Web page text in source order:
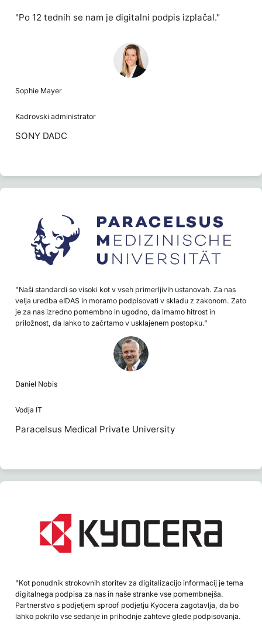
"Po 12 tednih se nam je digitalni podpis izplačal."
Sophie Mayer
Kadrovski administrator
SONY DADC
"Naši standardi so visoki kot v vseh primerljivih ustanovah. Za nas
velja uredba eIDAS in moramo podpisovati v skladu z zakonom. Zato
je za nas izredno pomembno in ugodno, da imamo hitrost in
priložnost, da lahko to začrtamo v usklajenem postopku."
Daniel Nobis
Vodja IT
Paracelsus Medical Private University
"Kot ponudnik strokovnih storitev za digitalizacijo informacij je tema
digitalnega podpisa za nas in naše stranke vse pomembnejša.
Partnerstvo s podjetjem sproof podjetju Kyocera zagotavlja, da bo
lahko pokrilo vse sedanje in prihodnje zahteve glede podpisovanja.